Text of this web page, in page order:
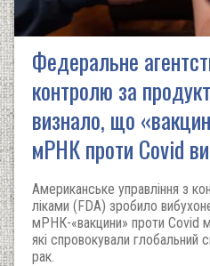
Федеральне
контролю за
визнало, що
мРНК проти Covid
Американське управління з
ліками (FDA) зробило
мРНК-«вакцини» проти Covid
які спровокували глобальний
рак.